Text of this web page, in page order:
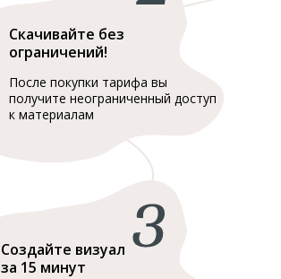
После покупки тарифа вы
получите неограниченный доступ
к материалам
Создайте визуал
за 15 минут
Скачивайте без
ограничений!